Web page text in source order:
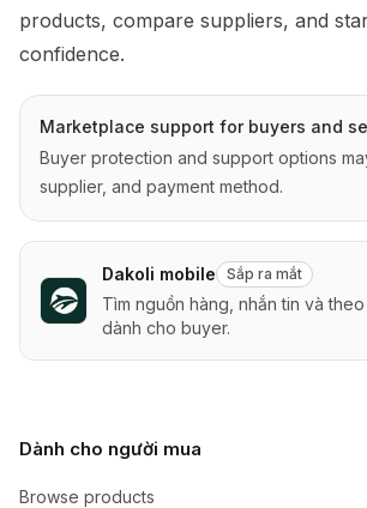
products, compare suppliers, and
confidence.
Marketplace support for buyers and
Buyer protection and support options
supplier, and payment method.
Dakoli mobile Sắp ra mắt
Tìm nguồn hàng, nhắn tin và
dành cho buyer.
Dành cho người mua
Browse products